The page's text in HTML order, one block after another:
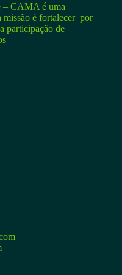
– CAMA é uma
missão é fortalecer por
participação de